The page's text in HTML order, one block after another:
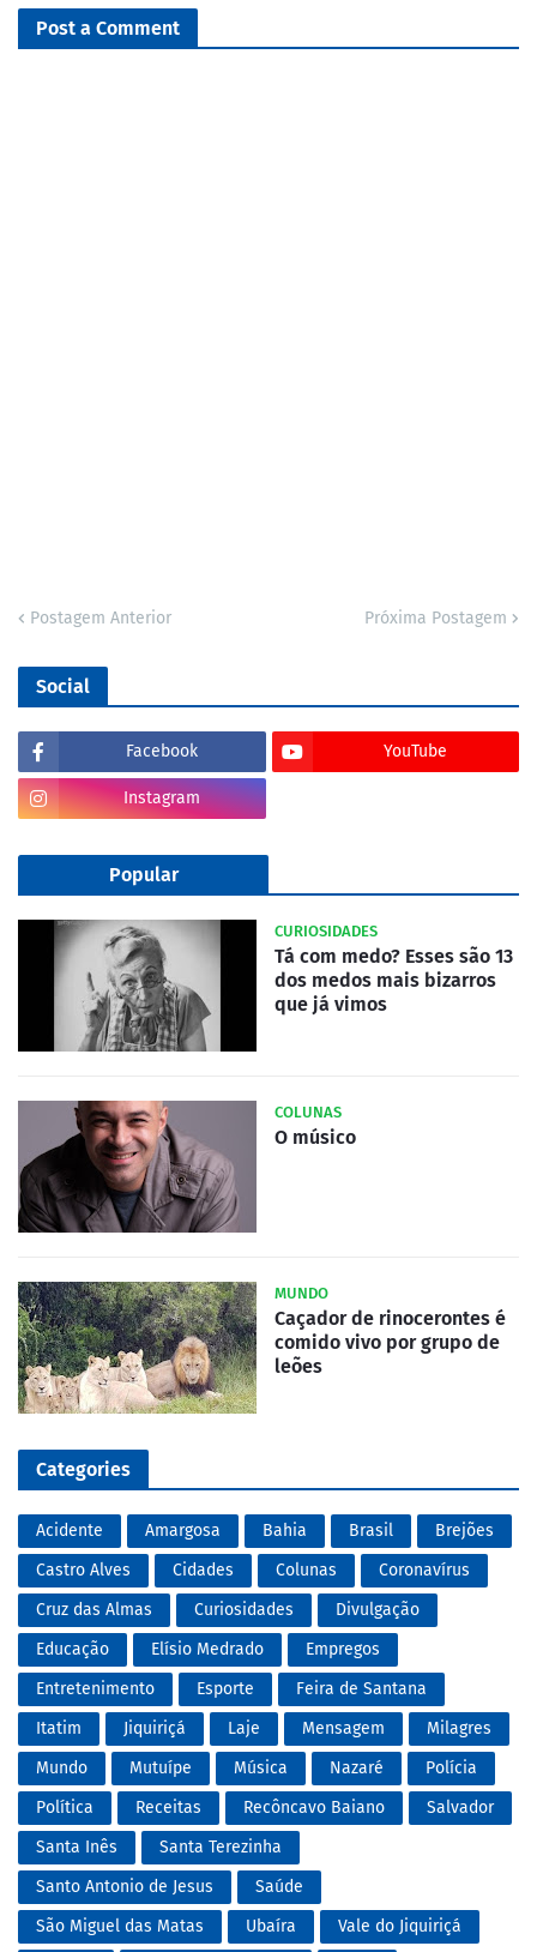
Post a Comment
Postagem Anterior Próxima Postagem
Social
Facebook YouTube
Instagram
Popular
CURIOSIDADES
Tá com medo? Esses são 13
dos medos mais bizarros
que já vimos
COLUNAS
O músico
MUNDO
Caçador de rinocerontes é
comido vivo por grupo de
leões
Categories
Acidente Amargosa Bahia Brasil
Brejões
Castro Alves
Cidades Colunas
Coronavírus
Cruz das Almas
Curiosidades
Divulgação
Educação
Elísio Medrado
Empregos
Entretenimento
Esporte
Feira de Santana
Itatim
Jiquiriçá Laje Mensagem
Milagres
Mundo
Mutuípe Música Nazaré
Polícia
Política
Receitas Recôncavo Baiano
Salvador
Santa Inês
Santa Terezinha
Santo Antonio de Jesus
Saúde
São Miguel das Matas
Ubaíra Vale do Jiquiriçá